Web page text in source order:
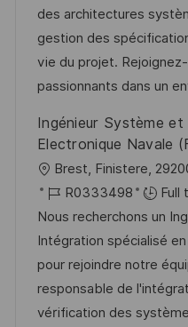
i
o
n
d
des architectures
gestion des
vie du projet.
passionnants dans un
Ingénieur Système
Electronique Navale
L
o
c
a
t
i
o
Brest, Finistere,
J
o
b
I
d
R0333498 Full
Nous recherchons un
Intégration spécialisé
pour rejoindre notre
responsable de
vérification des